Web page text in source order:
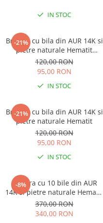
IN STOC
-21%
Bratara cu bila din AUR 14K si
pietre naturale Hematit
albastru
120,00 RON
95,00 RON
IN STOC
-21%
Bratara cu bila din AUR 14K si
pietre naturale Hematit
120,00 RON
95,00 RON
IN STOC
-8%
Bratara cu 10 bile din AUR
14K si pietre naturale Hematit
albastru
370,00 RON
340,00 RON